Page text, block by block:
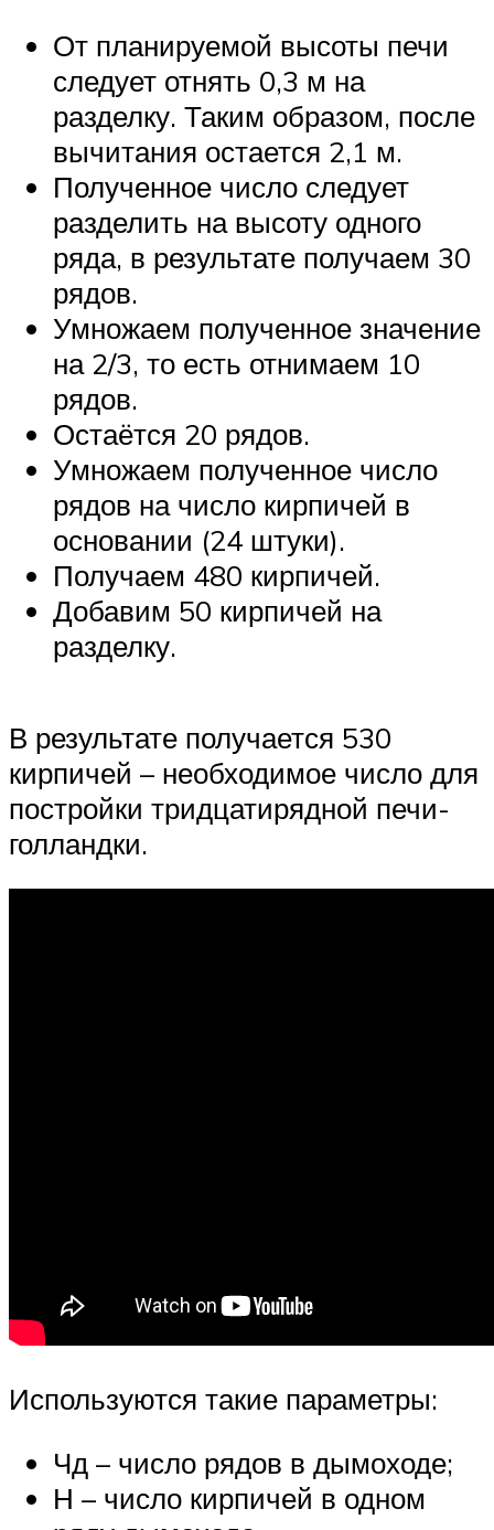
От планируемой высоты печи
следует отнять 0,3 м на
разделку. Таким образом, после
вычитания остается 2,1 м.
Полученное число следует
разделить на высоту одного
ряда, в результате получаем 30
рядов.
Умножаем полученное значение
на 2/3, то есть отнимаем 10
рядов.
Остаётся 20 рядов.
Умножаем полученное число
рядов на число кирпичей в
основании (24 штуки).
Получаем 480 кирпичей.
Добавим 50 кирпичей на
разделку.
В результате получается 530
кирпичей – необходимое число для
постройки тридцатирядной печи-
голландки.
Используются такие параметры:
Чд – число рядов в дымоходе;
Н – число кирпичей в одном